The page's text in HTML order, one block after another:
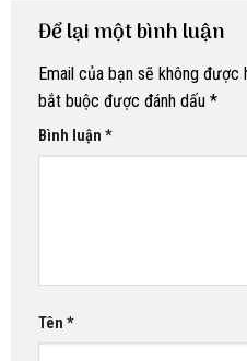
Để lại một bình luận
Email của bạn sẽ không được
bắt buộc được đánh dấu *
Bình luận *
Tên *